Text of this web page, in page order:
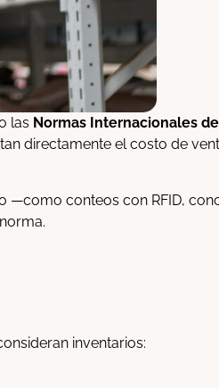
las Normas Internacionales de
directamente el costo de
—como conteos con RFID,
inventarios: